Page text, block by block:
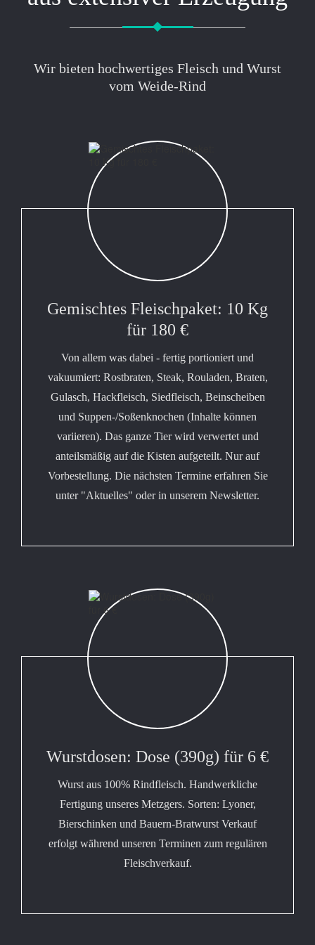
Wir bieten hochwertiges Fleisch und Wurst
vom Weide-Rind
Gemischtes Fleischpaket: 10 Kg
für 180 €
Von allem was dabei - fertig portioniert und
vakuumiert: Rostbraten, Steak, Rouladen, Braten,
Gulasch, Hackfleisch, Siedfleisch, Beinscheiben
und Suppen-/Soßenknochen (Inhalte können
variieren). Das ganze Tier wird verwertet und
anteilsmäßig auf die Kisten aufgeteilt. Nur auf
Vorbestellung. Die nächsten Termine erfahren Sie
unter "Aktuelles" oder in unserem Newsletter.
Wurstdosen: Dose (390g) für 6 €
Wurst aus 100% Rindfleisch. Handwerkliche
Fertigung unseres Metzgers. Sorten: Lyoner,
Bierschinken und Bauern-Bratwurst Verkauf
erfolgt während unseren Terminen zum regulären
Fleischverkauf.